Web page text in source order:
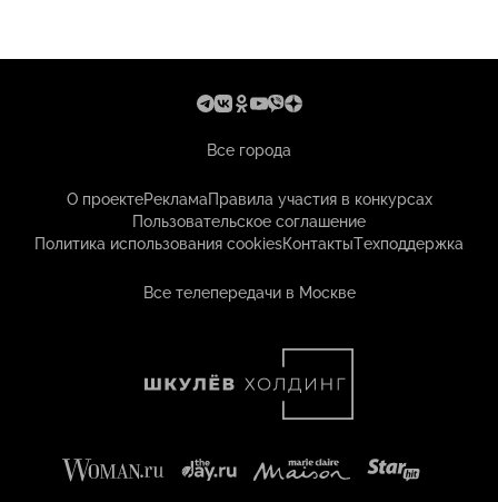
Все города
О проектеРекламаПравила участия в конкурсах
Пользовательское соглашение
Политика использования cookiesКонтактыТехподдержка
Все телепередачи в Москве